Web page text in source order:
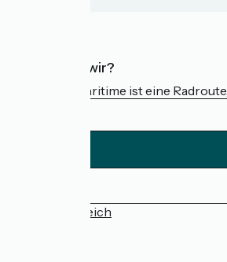
Wer sind wir?
Die Vélomaritime ist eine
Pressebereich